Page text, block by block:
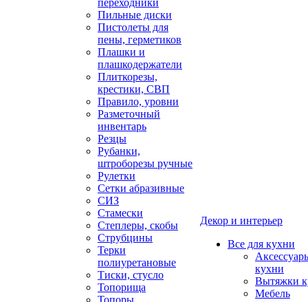
переходники
Пильные диски
Пистолеты для
пены, герметиков
Плашки и
плашкодержатели
Плиткорезы,
крестики, СВП
Правило, уровни
Разметочный
инвентарь
Резцы
Рубанки,
штроборезы ручные
Рулетки
Сетки абразивные
СИЗ
Стамески
Степлеры, скобы
Струбцины
Терки
полиуретановые
Тиски, стусло
Топорища
Топоры
Декор и интерьер
Все для кухни
кухни
Вытяжки
Мебель